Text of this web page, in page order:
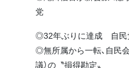
党
◎32年ぶりに達成 自民
◎無所属から一転、自民
議）の〝損得勘定〟